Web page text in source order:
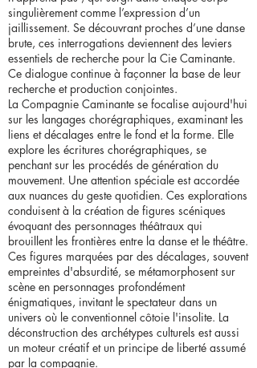
singulièrement comme l’expression d’un
jaillissement. Se découvrant proches d’une danse
brute, ces interrogations deviennent des leviers
essentiels de recherche pour la Cie Caminante.
Ce dialogue continue à façonner la base de leur
recherche et production conjointes.
La Compagnie Caminante se focalise aujourd'hui
sur les langages chorégraphiques, examinant les
liens et décalages entre le fond et la forme. Elle
explore les écritures chorégraphiques, se
penchant sur les procédés de génération du
mouvement. Une attention spéciale est accordée
aux nuances du geste quotidien. Ces explorations
conduisent à la création de figures scéniques
évoquant des personnages théâtraux qui
brouillent les frontières entre la danse et le théâtre.
Ces figures marquées par des décalages, souvent
empreintes d'absurdité, se métamorphosent sur
scène en personnages profondément
énigmatiques, invitant le spectateur dans un
univers où le conventionnel côtoie l'insolite. La
déconstruction des archétypes culturels est aussi
un moteur créatif et un principe de liberté assumé
par la compagnie.